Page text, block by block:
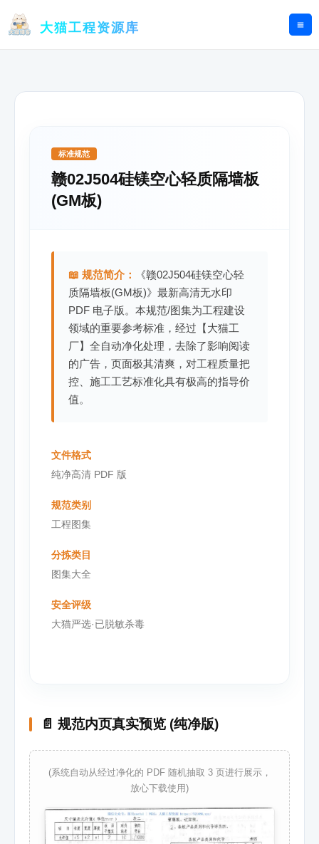
大猫工程资源库
标准规范
赣02J504硅镁空心轻质隔墙板
(GM板)
📖 规范简介：
《赣02J504硅镁空心轻
质隔墙板(GM板)》最新高清无水印
PDF 电子版。本规范/图集为工程建设
领域的重要参考标准，经过【大猫工
厂】全自动净化处理，去除了影响阅读
的广告，页面极其清爽，对工程质量把
控、施工工艺标准化具有极高的指导价
值。
文件格式
纯净高清 PDF 版
规范类别
工程图集
分拣类目
图集大全
安全评级
大猫严选·已脱敏杀毒
📄 规范内页真实预览 (纯净版)
(系统自动从经过净化的 PDF 随机抽取 3 页进行展示，
放心下载使用)